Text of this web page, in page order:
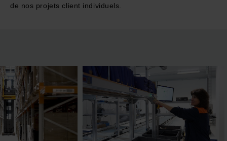
de nos projets client individuels.